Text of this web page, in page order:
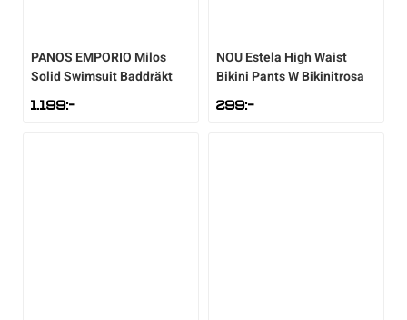
PANOS EMPORIO Milos
Solid Swimsuit Baddräkt
1.199:-
NOUEstela High Waist
Bikini Pants W Bikinitrosa
299:-